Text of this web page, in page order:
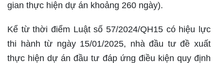
gian thực hiện dự án khoảng 260 ngày).
Kể từ thời điểm Luật số 57/2024/QH15 có hiệu lực
thi hành từ ngày 15/01/2025, nhà đầu tư đề xuất
thực hiện dự án đầu tư đáp ứng điều kiện quy định